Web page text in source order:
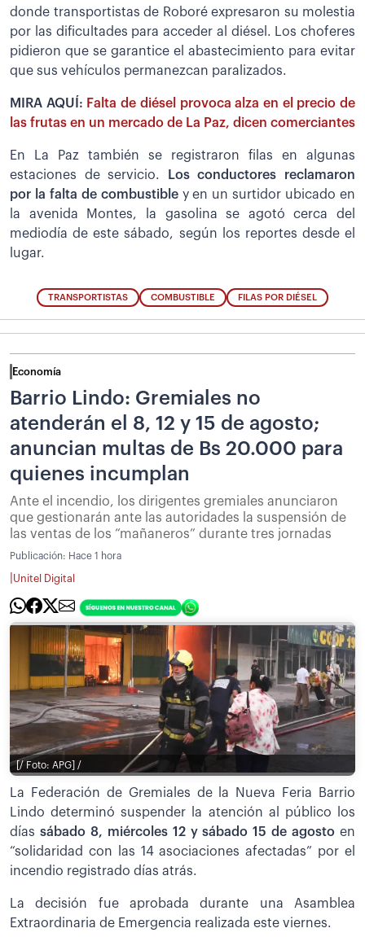
donde transportistas de Roboré expresaron su molestia
por las dificultades para acceder al diésel. Los choferes
pidieron que se garantice el abastecimiento para evitar
que sus vehículos permanezcan paralizados.
MIRA AQUÍ: Falta de diésel provoca alza en el precio de
las frutas en un mercado de La Paz, dicen comerciantes
En La Paz también se registraron filas en algunas
estaciones de servicio.
Los conductores reclamaron
por la falta de combustibley en un surtidor ubicado en
la avenida Montes, la gasolina se agotó cerca del
mediodía de este sábado, según los reportes desde el
lugar.
TRANSPORTISTAS COMBUSTIBLE FILAS POR DIÉSEL
Economía
Barrio Lindo: Gremiales no
atenderán el 8, 12 y 15 de agosto;
anuncian multas de Bs 20.000 para
quienes incumplan
Ante el incendio, los dirigentes gremiales anunciaron
que gestionarán ante las autoridades la suspensión de
las ventas de los “mañaneros” durante tres jornadas
Publicación: Hace 1 hora
Unitel Digital
[/ Foto: APG] /
La Federación de Gremiales de la Nueva Feria Barrio
Lindo determinó suspender la atención al público los
días sábado 8, miércoles 12 y sábado 15 de agosto en
“solidaridad con las 14 asociaciones afectadas” por el
incendio registrado días atrás.
La decisión fue aprobada durante una Asamblea
Extraordinaria de Emergencia realizada este viernes.